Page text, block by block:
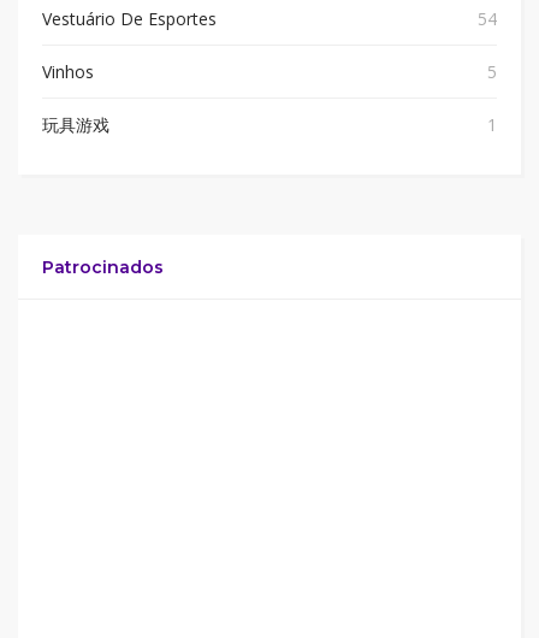
Vestuário De Esportes 54
Vinhos 5
玩具游戏 1
Patrocinados